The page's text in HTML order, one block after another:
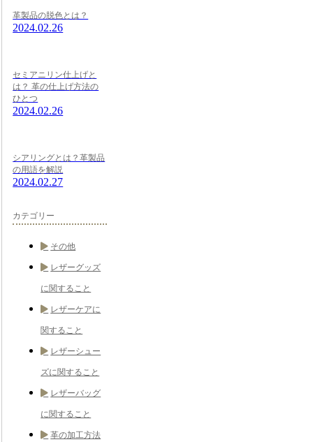
革製品の脱色とは？
2024.02.26
セミアニリン仕上げと
は？ 革の仕上げ方法の
ひとつ
2024.02.26
シアリングとは？革製品
の用語を解説
2024.02.27
カテゴリー
その他
レザーグッズ
に関すること
レザーケアに
関すること
レザーシュー
ズに関すること
レザーバッグ
に関すること
革の加工方法